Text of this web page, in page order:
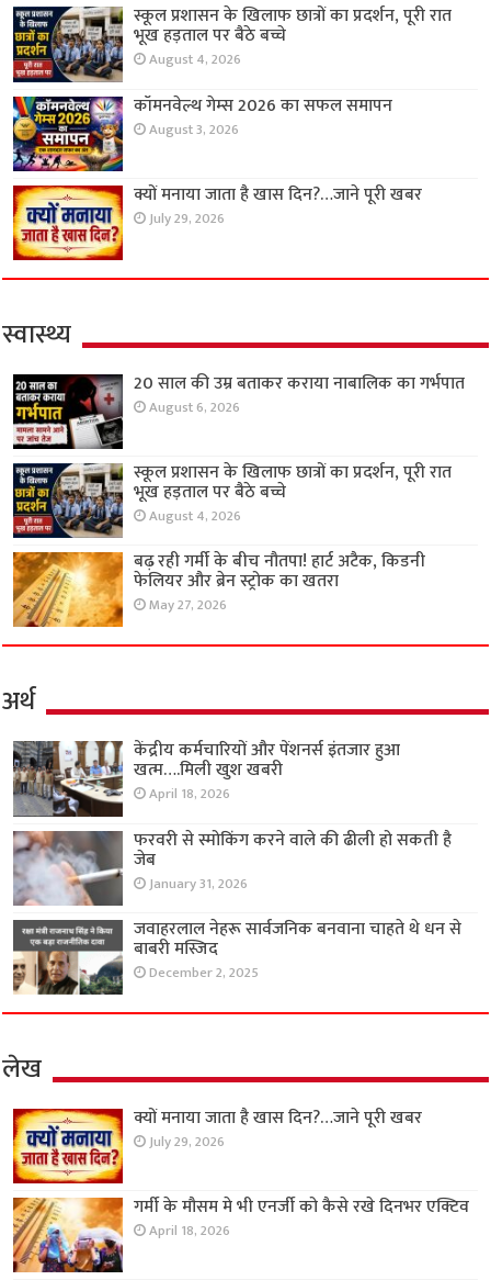
स्कूल प्रशासन के खिलाफ छात्रों का प्रदर्शन, पूरी रात
भूख हड़ताल पर बैठे बच्चे
August 4, 2026
कॉमनवेल्थ गेम्स 2026 का सफल समापन
August 3, 2026
क्यों मनाया जाता है खास दिन?…जाने पूरी खबर
July 29, 2026
स्वास्थ्य
20 साल की उम्र बताकर कराया नाबालिक का गर्भपात
August 6, 2026
स्कूल प्रशासन के खिलाफ छात्रों का प्रदर्शन, पूरी रात
भूख हड़ताल पर बैठे बच्चे
August 4, 2026
बढ़ रही गर्मी के बीच नौतपा! हार्ट अटैक, किडनी
फेलियर और ब्रेन स्ट्रोक का खतरा
May 27, 2026
अर्थ
केंद्रीय कर्मचारियों और पेंशनर्स इंतजार हुआ
खत्म….मिली खुश खबरी
April 18, 2026
फरवरी से स्मोकिंग करने वाले की ढीली हो सकती है
जेब
January 31, 2026
जवाहरलाल नेहरू सार्वजनिक बनवाना चाहते थे धन से
बाबरी मस्जिद
December 2, 2025
लेख
क्यों मनाया जाता है खास दिन?…जाने पूरी खबर
July 29, 2026
गर्मी के मौसम मे भी एनर्जी को कैसे रखे दिनभर एक्टिव
April 18, 2026